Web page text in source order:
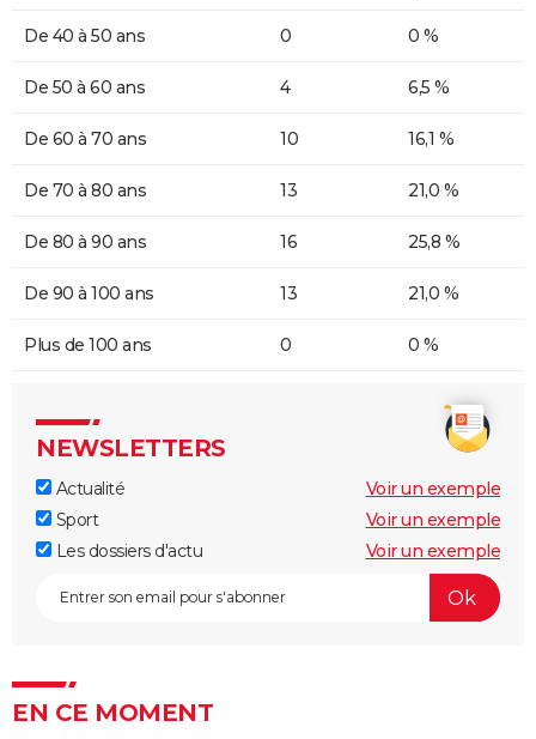
De 40 à 50 ans 0 0 %
De 50 à 60 ans 4 6,5 %
De 60 à 70 ans 10 16,1 %
De 70 à 80 ans 13 21,0 %
De 80 à 90 ans 16 25,8 %
De 90 à 100 ans 13 21,0 %
Plus de 100 ans 0 0 %
NEWSLETTERS
Actualité
Voir un exemple
Sport
Voir un exemple
Les dossiers d'actu
Voir un exemple
EN CE MOMENT